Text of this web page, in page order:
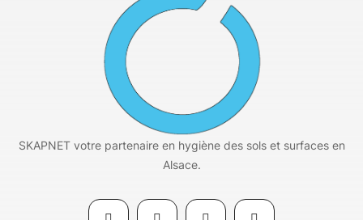
SKAPNET votre partenaire en hygiène des sols et surfaces en
Alsace.